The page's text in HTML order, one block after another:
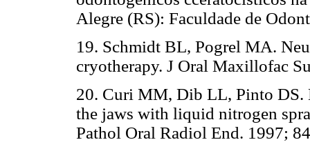
Alegre (RS): Faculdade de
19. Schmidt BL, Pogrel MA.
cryotherapy. J Oral
20. Curi MM, Dib LL, Pinto DS.
the jaws with liquid nitrogen
Pathol Oral Radiol End.